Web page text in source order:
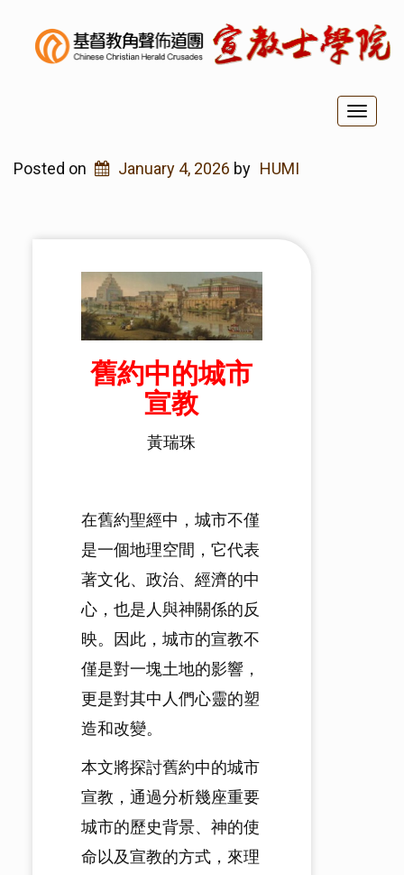
Toggle
Posted on
January 4, 2026 by HUMI
舊約中的城市
宣教
黃瑞珠
在舊約聖經中，城市不僅
是一個地理空間，它代表
著文化、政治、經濟的中
心，也是人與神關係的反
映。因此，城市的宣教不
僅是對一塊土地的影響，
更是對其中人們心靈的塑
造和改變。
本文將探討舊約中的城市
宣教，通過分析幾座重要
城市的歷史背景、神的使
命以及宣教的方式，來理